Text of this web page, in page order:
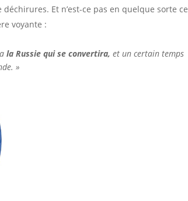
Et n’est-ce pas en quelque sorte ce
voyante :
la Russie qui se convertira, et un certain temps
»